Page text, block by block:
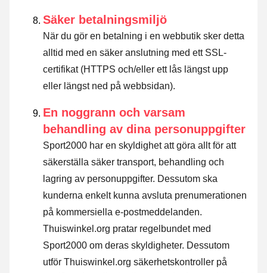
Säker betalningsmiljö
När du gör en betalning i en webbutik sker detta
alltid med en säker anslutning med ett SSL-
certifikat (HTTPS och/eller ett lås längst upp
eller längst ned på webbsidan).
En noggrann och varsam
behandling av dina personuppgifter
Sport2000 har en skyldighet att göra allt för att
säkerställa säker transport, behandling och
lagring av personuppgifter. Dessutom ska
kunderna enkelt kunna avsluta prenumerationen
på kommersiella e-postmeddelanden.
Thuiswinkel.org pratar regelbundet med
Sport2000 om deras skyldigheter. Dessutom
utför Thuiswinkel.org säkerhetskontroller på